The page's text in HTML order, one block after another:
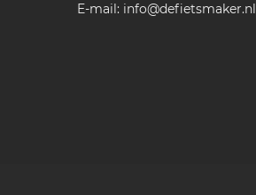
E-mail: info@defietsmaker.nl